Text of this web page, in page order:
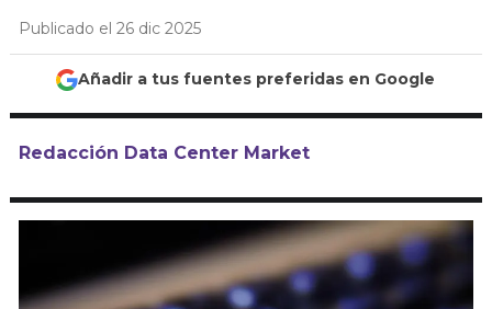
Publicado el 26 dic 2025
Añadir a tus fuentes preferidas en Google
Redacción Data Center Market